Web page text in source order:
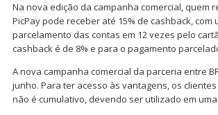
Na nova edição da campanha comercial, quem
PicPay pode receber até 15% de cashback,
parcelamento das contas em 12 vezes pelo
cashback é de 8% e para o pagamento
A nova campanha comercial da parceria entre
junho. Para ter acesso às vantagens, os
não é cumulativo, devendo ser utilizado em